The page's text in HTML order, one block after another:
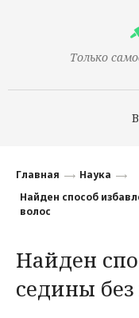
Только
Финансы
Наука
Культура
Главная
Наука
Найден способ
волос
Найден
седины